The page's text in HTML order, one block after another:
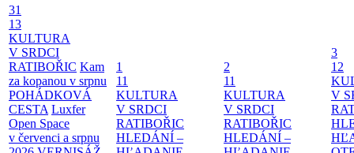
31
13
KULTURA
V SRDCI
RATIBOŘIC Kam
za kopanou v srpnu
POHÁDKOVÁ
CESTA Luxfer
Open Space
v červenci a srpnu
1
11
KULTURA
V SRDCI
RATIBOŘIC
HLEDÁNÍ –
2
11
KULTURA
V SRDCI
RATIBOŘIC
HLEDÁNÍ –
3
12
V